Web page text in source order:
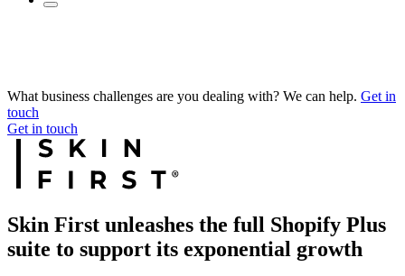
What business challenges are you dealing with? We can help. Get in
touch
Get in touch
Skin First unleashes the full Shopify Plus
suite to support its exponential growth